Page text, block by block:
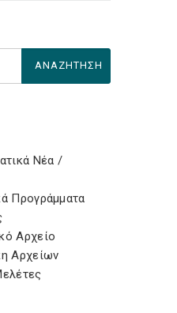
Νέα /
Προγράμματα
Αρχείο
Αρχείων